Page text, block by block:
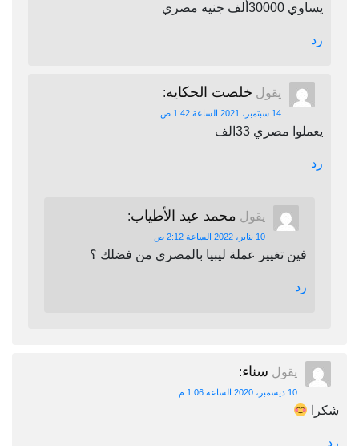
يساوي 30000ألف جنيه مصري
رد
يقول خلصت الحكايه:
14 سبتمبر، 2021 الساعة 1:42 ص
يعملوا مصري 33الف
رد
يقول محمد عيد الأطياب:
10 يناير، 2022 الساعة 2:12 ص
فين تغيير عملة ليبيا بالمصري من فضلك ؟
رد
يقول سناء:
10 ديسمبر، 2020 الساعة 1:06 م
شكرا
رد